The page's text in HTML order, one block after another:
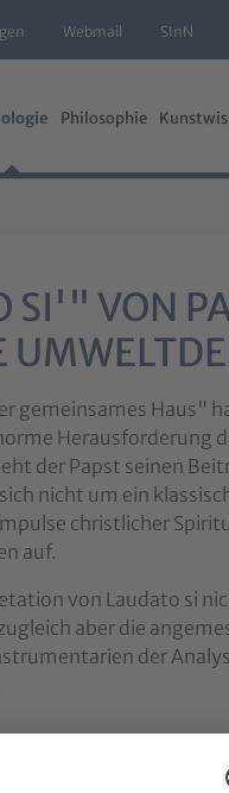
Webmail SInN
Philosophie
VON
gemeinsames Haus"
Herausforderung
der Papst seinen
nicht um ein
christlicher
auf.
von Laudato si
aber die
der
Die Enzyklika